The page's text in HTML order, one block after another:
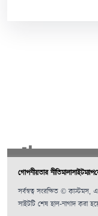
গোপনীয়তার নীতিমালাসাইটম্যাপ
সর্বস্বত্ব সংরক্ষিত © কাস্টমস,
সাইটটি শেষ হাল-নাগাদ করা